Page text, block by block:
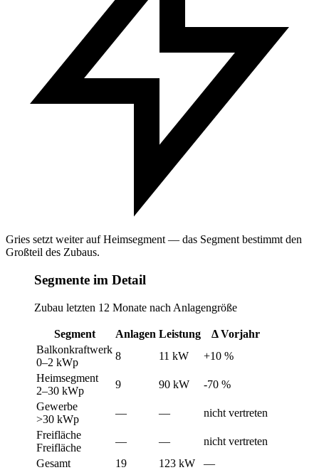
Gries setzt weiter auf Heimsegment — das Segment bestimmt den
Großteil des Zubaus.
Segmente im Detail
Zubau letzten 12 Monate nach Anlagengröße
Segment Anlagen Leistung
Δ Vorjahr
Balkonkraftwerk
0–2 kWp
8 11 kW
+10 %
Heimsegment
2–30 kWp
9 90 kW
-70 %
Gewerbe
>30 kWp
— —
nicht vertreten
Freifläche
Freifläche
— —
nicht vertreten
Gesamt
19 123 kW
—